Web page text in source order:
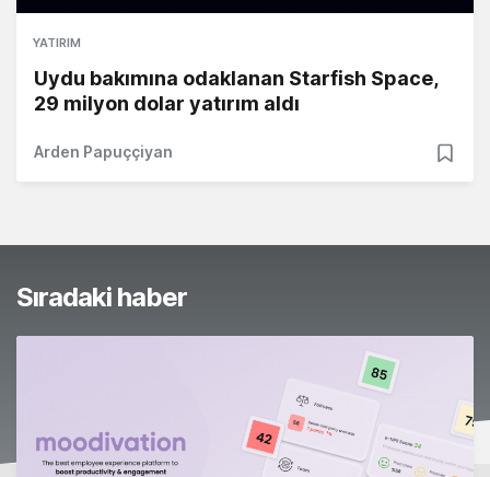
YATIRIM
Uydu bakımına odaklanan Starfish Space,
29 milyon dolar yatırım aldı
Arden Papuççiyan
Sıradaki haber